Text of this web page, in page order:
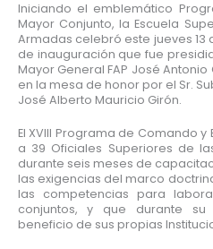
Iniciando el emblemático
Mayor Conjunto, la Escuela
Armadas celebró este jueves
de inauguración que fue
Mayor General FAP José
en la mesa de honor por el Sr.
José Alberto Mauricio Girón.
El XVIII Programa de Comando
a 39 Oficiales Superiores de
durante seis meses de
las exigencias del marco
las competencias para
conjuntos, y que durante su
beneficio de sus propias